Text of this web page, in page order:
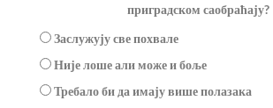
приградском саобраћају?
Заслужују све похвале
Није лоше али може и боље
Требало би да имају више полазака